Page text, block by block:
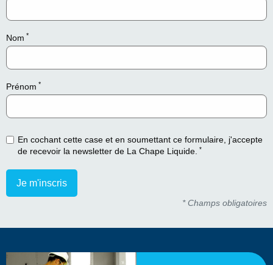
Nom *
Prénom *
En cochant cette case et en soumettant ce formulaire, j'accepte
de recevoir la newsletter de La Chape Liquide. *
* Champs obligatoires